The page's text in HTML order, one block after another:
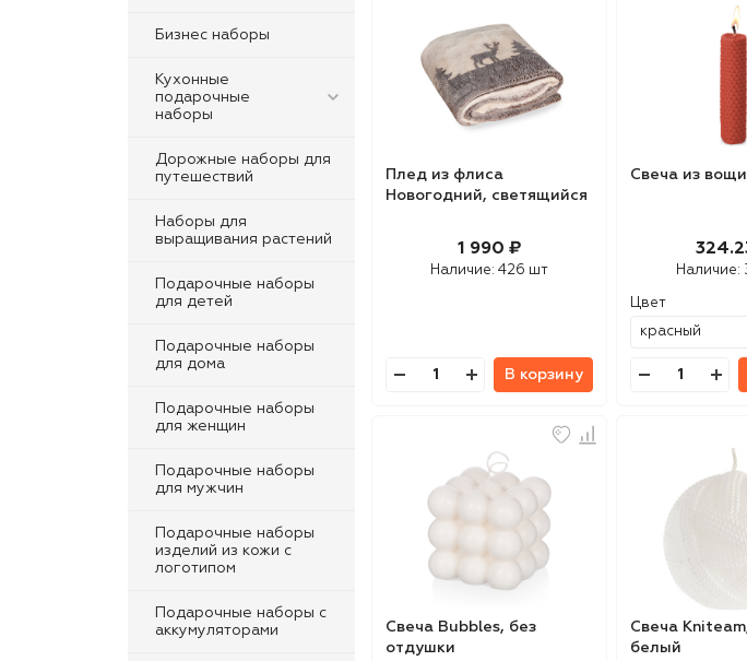
Бизнес наборы
Кухонные
подарочные
наборы
Дорожные наборы для
путешествий
Наборы для
выращивания растений
Подарочные наборы
для детей
Подарочные наборы
для дома
Подарочные наборы
для женщин
Подарочные наборы
для мужчин
Подарочные наборы
изделий из кожи с
логотипом
Подарочные наборы с
аккумуляторами
Плед из флиса
Новогодний, светящийся
1 990 ₽
Наличие: 426 шт
В корзину
Свеча из
Наличие:
Цвет
Свеча Bubbles, без
отдушки
Свеча
белый